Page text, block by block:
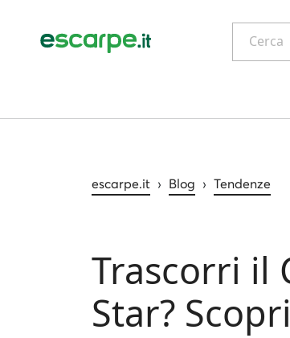
Cerca
escarpe.it › Blog › Tendenze
Trascorri il
Star?